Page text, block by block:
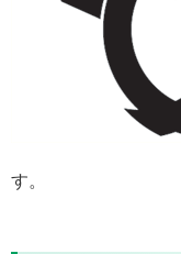
す。